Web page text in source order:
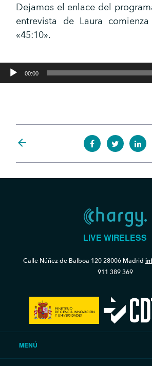
Dejamos el enlace del
entrevista de Laura
«45:10».
de
audio
00:00
arrow_back
LIVE WIRELESS
Calle Núñez de Balboa 12028006 Madrid
911 389 369
MENÚ